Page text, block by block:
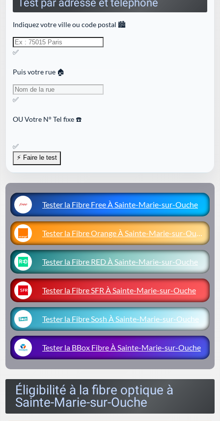
Indiquez votre ville ou code postal 🏙️
✅
Puis votre rue 🏠
✅
OUVotre N° Tel fixe ☎️
✅
Tester la Fibre Free À Sainte-Marie-sur-Ouche
Tester la Fibre Orange À Sainte-Marie-sur-Ouche
Tester la Fibre RED À Sainte-Marie-sur-Ouche
Tester la Fibre SFR À Sainte-Marie-sur-Ouche
Tester la Fibre Sosh À Sainte-Marie-sur-Ouche
Tester la BBox Fibre À Sainte-Marie-sur-Ouche
Éligibilité à la fibre optique à
Sainte-Marie-sur-Ouche